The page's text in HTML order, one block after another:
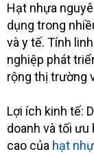
Hạt nhựa
dụng trong
và y tế. Tính
nghiệp phát
rộng thị trường
Lợi ích kinh tế:
doanh và tối ưu
cao của hạt